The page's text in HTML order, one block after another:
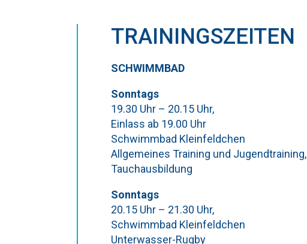
TRAININGSZEITEN
SCHWIMMBAD
Sonntags
19.30 Uhr – 20.15 Uhr,
Einlass ab 19.00 Uhr
Schwimmbad Kleinfeldchen
Allgemeines Training und Jugendtraining,
Tauchausbildung
Sonntags
20.15 Uhr – 21.30 Uhr,
Schwimmbad Kleinfeldchen
Unterwasser-Rugby